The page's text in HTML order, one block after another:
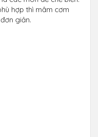
hợp thì mâm cơm
giản.